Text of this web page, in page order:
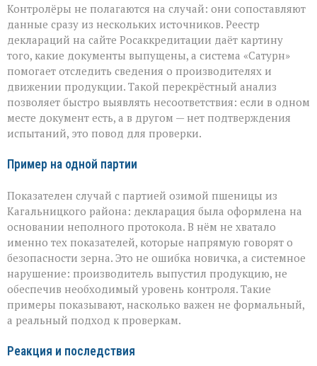
Контролёры не полагаются на случай: они сопоставляют
данные сразу из нескольких источников. Реестр
деклараций на сайте Росаккредитации даёт картину
того, какие документы выпущены, а система «Сатурн»
помогает отследить сведения о производителях и
движении продукции. Такой перекрёстный анализ
позволяет быстро выявлять несоответствия: если в одном
месте документ есть, а в другом — нет подтверждения
испытаний, это повод для проверки.
Пример на одной партии
Показателен случай с партией озимой пшеницы из
Кагальницкого района: декларация была оформлена на
основании неполного протокола. В нём не хватало
именно тех показателей, которые напрямую говорят о
безопасности зерна. Это не ошибка новичка, а системное
нарушение: производитель выпустил продукцию, не
обеспечив необходимый уровень контроля. Такие
примеры показывают, насколько важен не формальный,
а реальный подход к проверкам.
Реакция и последствия